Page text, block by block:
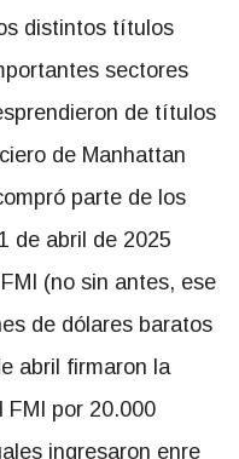
distintos títulos
sectores
de títulos
de Manhattan
parte de los
de abril de 2025
(no sin antes, ese
de dólares baratos
abril firmaron la
FMI por 20.000
ingresaron enre